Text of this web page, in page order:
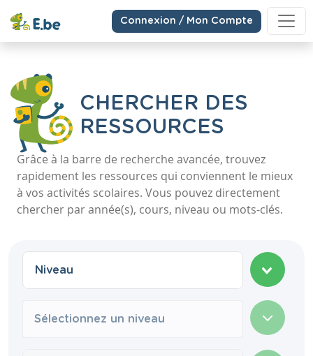
Connexion / Mon Compte
CHERCHER DES
RESSOURCES
Grâce à la barre de recherche avancée, trouvez
rapidement les ressources qui conviennent le mieux
à vos activités scolaires. Vous pouvez directement
chercher par année(s), cours, niveau ou mots-clés.
Sélectionnez un niveau